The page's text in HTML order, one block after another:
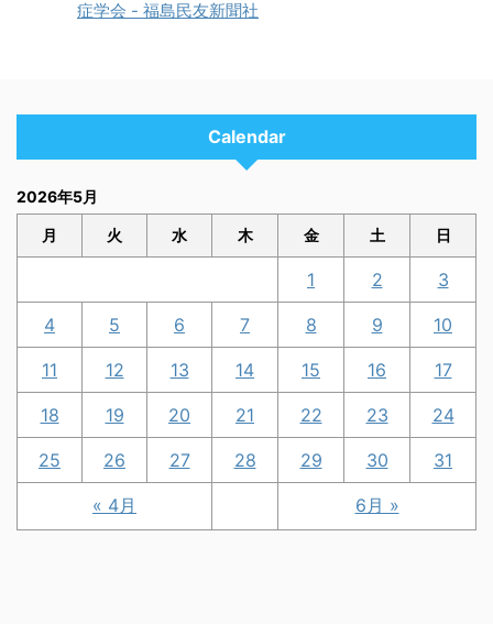
症学会 - 福島民友新聞社
Calendar
2026年5月
月 火 水 木 金 土 日
« 4月 6月 »
1 2 3
4 5 6 7 8 9 10
11 12 13 14 15 16 17
18 19 20 21 22 23 24
25 26 27 28 29 30 31